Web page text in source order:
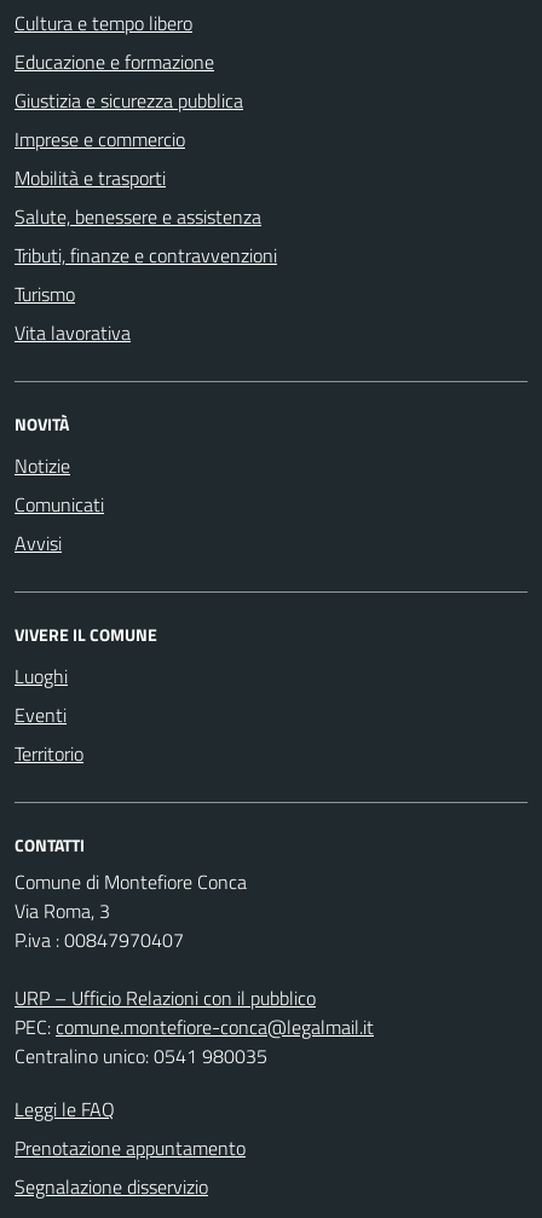
Cultura e tempo libero
Educazione e formazione
Giustizia e sicurezza pubblica
Imprese e commercio
Mobilità e trasporti
Salute, benessere e assistenza
Tributi, finanze e contravvenzioni
Turismo
Vita lavorativa
NOVITÀ
Notizie
Comunicati
Avvisi
VIVERE IL COMUNE
Luoghi
Eventi
Territorio
CONTATTI
Comune di Montefiore Conca
Via Roma, 3
P.iva : 00847970407
URP – Ufficio Relazioni con il pubblico
PEC:comune.montefiore-conca@legalmail.it
Centralino unico: 0541 980035
Leggi le FAQ
Prenotazione appuntamento
Segnalazione disservizio